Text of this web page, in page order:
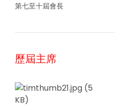
第七至十屆會長
歷屆主席